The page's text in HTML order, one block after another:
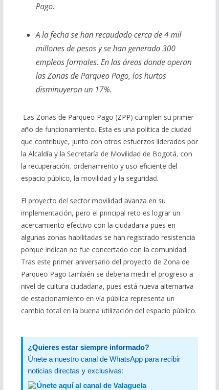
Pago.
A la fecha se han recaudado cerca de 4 mil
millones de pesos y se han generado 300
empleos formales. En las áreas donde operan
las Zonas de Parqueo Pago, los hurtos
disminuyeron un 17%.
Las Zonas de Parqueo Pago (ZPP) cumplen su primer
año de funcionamiento. Esta es una política de ciudad
que contribuye, junto con otros esfuerzos liderados por
la Alcaldía y la Secretaría de Movilidad de Bogotá, con
la recuperación, ordenamiento y uso eficiente del
espacio público, la movilidad y la seguridad.
El proyecto del sector movilidad avanza en su
implementación, pero el principal reto es lograr un
acercamiento efectivo con la ciudadania pues en
algunas zonas habilitadas se han registrado resistencia
porque indican no fue concertado con la comunidad.
Tras este primer aniversario del proyecto de Zona de
Parqueo Pago también se deberia medir el progreso a
nivel de cultura ciudadana, pues está nueva alternariva
de estacionamiento en vía pública representa un
cambio total en la buena utilización del espacio público.
¿Quieres estar siempre informado?
Únete a nuestro canal de WhatsApp para recibir
noticias directas y exclusivas:
Únete aquí al canal de Valaguela